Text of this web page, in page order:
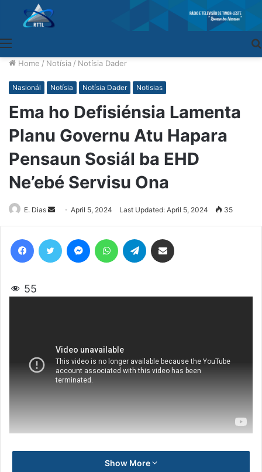
Home / Notísia / Notísia Dader
Nasionál Notísia Notísia Dader Notisias
Ema ho Defisiénsia Lamenta
Planu Governu Atu Hapara
Pensaun Sosiál ba EHD
Ne’ebé Servisu Ona
E. Dias
Send
an
April 5, 2024 Last Updated: April 5, 2024 35
55
Show More